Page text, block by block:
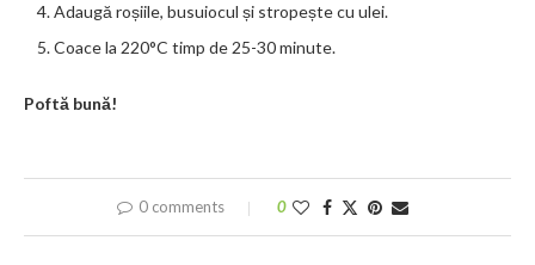
Adaugă roșiile, busuiocul și stropește cu ulei.
Coace la 220°C timp de 25-30 minute.
Poftă bună!
0 comments 0